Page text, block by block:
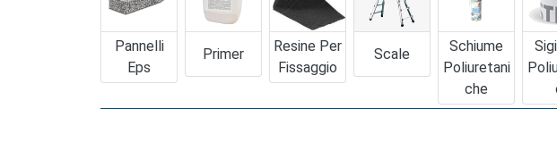
Pannelli
Eps
Primer
Resine Per
Fissaggio
Scale
Schiume
Poliuretani
Che